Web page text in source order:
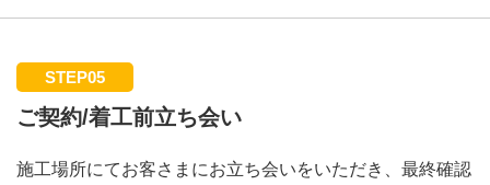
STEP05
ご契約/着工前立ち会い
施工場所にてお客さまにお立ち会いをいただき、最終確認